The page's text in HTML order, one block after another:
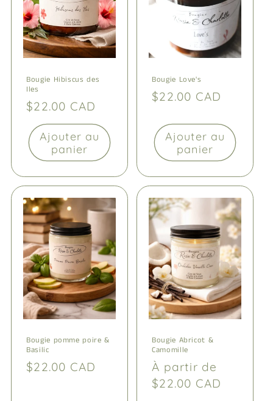
Bougie Hibiscus des
Iles
Prix
habituel
$22.00 CAD
Ajouter au
panier
Bougie Love's
Prix
$22.00 CAD
Ajouter au
panier
Bougie pomme poire &
Basilic
Prix
$22.00 CAD
Bougie Abricot &
Camomille
Prix
habituel
À partir de
$22.00 CAD